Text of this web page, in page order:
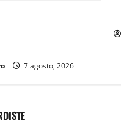
7 agosto, 2026